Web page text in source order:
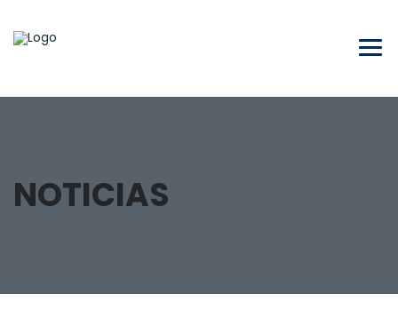
NOTICIAS